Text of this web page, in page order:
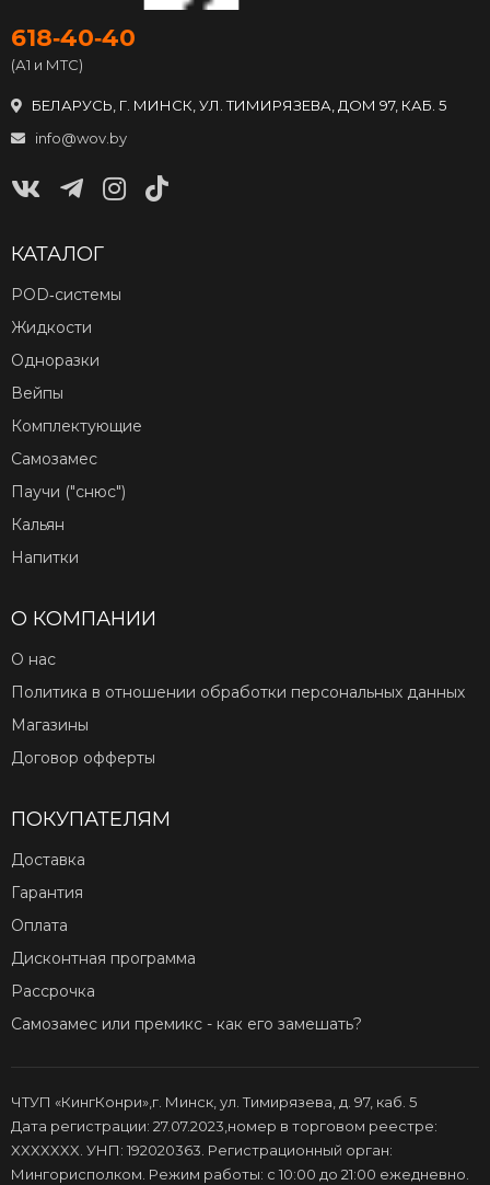
618‑40‑40
(А1 и МТС)
БЕЛАРУСЬ, Г. МИНСК, УЛ. ТИМИРЯЗЕВА, ДОМ 97, КАБ. 5
info@wov.by
КАТАЛОГ
POD‑системы
Жидкости
Одноразки
Вейпы
Комплектующие
Самозамес
Паучи ("снюс")
Кальян
Напитки
О КОМПАНИИ
О нас
Политика в отношении обработки персональных данных
Магазины
Договор офферты
ПОКУПАТЕЛЯМ
Доставка
Гарантия
Оплата
Дисконтная программа
Рассрочка
Самозамес или премикс - как его замешать?
ЧТУП «КингКонри»,г. Минск, ул. Тимирязева, д. 97, каб. 5
Дата регистрации: 27.07.2023,номер в торговом реестре:
XXXXXXX. УНП: 192020363. Регистрационный орган:
Мингорисполком. Режим работы: с 10:00 до 21:00 ежедневно.